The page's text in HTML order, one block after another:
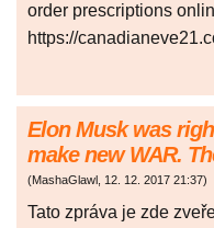
order prescriptions
https://
Elon Musk was
make new WAR.
(MashaGlawl , 12. 12. 2017 21:37)
Tato zpráva je zde